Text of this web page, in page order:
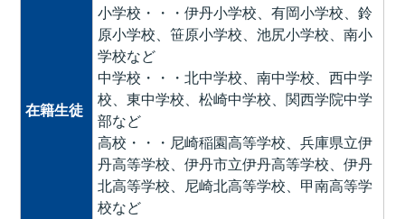
在籍生徒
小学校・・・伊丹小学校、有岡小学校、鈴
原小学校、笹原小学校、池尻小学校、南小
学校など
中学校・・・北中学校、南中学校、西中学
校、東中学校、松崎中学校、関西学院中学
部など
高校・・・尼崎稲園高等学校、兵庫県立伊
丹高等学校、伊丹市立伊丹高等学校、伊丹
北高等学校、尼崎北高等学校、甲南高等学
校など